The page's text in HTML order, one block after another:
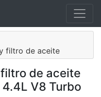
filtro de aceite
de aceite
V8 Turbo